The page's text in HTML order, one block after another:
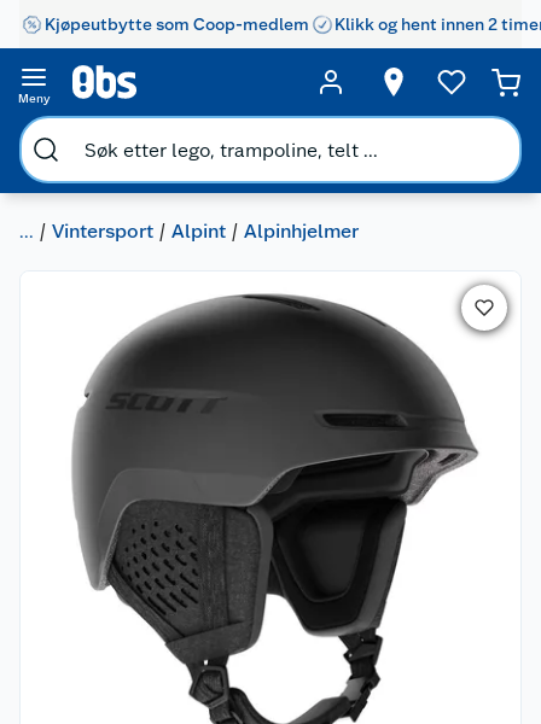
Kjøpeutbytte som Coop-medlem Klikk og hent innen 2
Meny
... Vintersport Alpint Alpinhjelmer